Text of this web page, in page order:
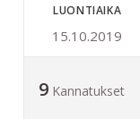
LUONTIAIKA
15.10.2019
9 Kannatukset